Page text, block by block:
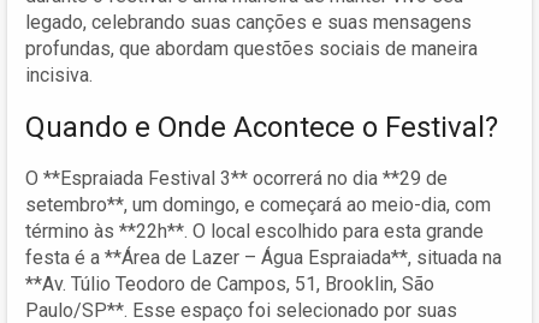
legado, celebrando suas canções e suas mensagens
profundas, que abordam questões sociais de maneira
incisiva.
Quando e Onde Acontece o Festival?
O **Espraiada Festival 3** ocorrerá no dia **29 de
setembro**, um domingo, e começará ao meio-dia, com
término às **22h**. O local escolhido para esta grande
festa é a **Área de Lazer – Água Espraiada**, situada na
**Av. Túlio Teodoro de Campos, 51, Brooklin, São
Paulo/SP**. Esse espaço foi selecionado por suas